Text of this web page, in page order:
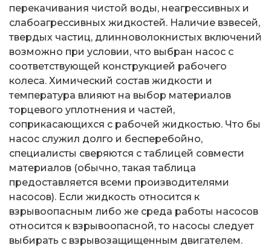
перекачивания чистой воды, неагрессивных и
слабоагрессивных жидкостей. Наличие взвесей,
твердых частиц, длинноволокнистых включений
возможно при условии, что выбран насос с
соответствующей конструкцией рабочего
колеса. Химический состав жидкости и
температура влияют на выбор материалов
торцевого уплотнения и частей,
соприкасающихся с рабочей жидкостью. Что бы
насос служил долго и бесперебойно,
специалисты сверяются с таблицей совмести
материалов (обычно, такая таблица
предоставляется всеми производителями
насосов). Если жидкость относится к
взрывоопасным либо же среда работы насосов
относится к взрывоопасной, то насосы следует
выбирать с взрывозащищенным двигателем.